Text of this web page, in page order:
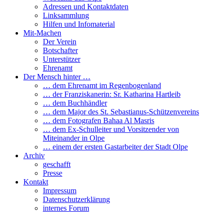
Adressen und Kontaktdaten
Linksammlung
Hilfen und Infomaterial
Mit-Machen
Der Verein
Botschafter
Unterstützer
Ehrenamt
Der Mensch hinter …
… dem Ehrenamt im Regenbogenland
… der Franziskanerin: Sr. Katharina Hartleib
… dem Buchhändler
… dem Major des St. Sebastianus-Schützenvereins
… dem Fotografen Bahaa Al Masris
… dem Ex-Schulleiter und Vorsitzender von
Miteinander in Olpe
… einem der ersten Gastarbeiter der Stadt Olpe
Archiv
geschafft
Presse
Kontakt
Impressum
Datenschutzerklärung
internes Forum